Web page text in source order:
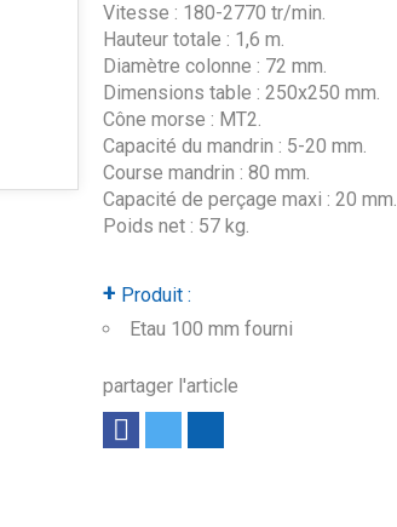
+ Produit :
Etau 100 mm fourni
partager l'article
Vitesse : 180-2770 tr/min.
Hauteur totale : 1,6 m.
Diamètre colonne : 72 mm.
Dimensions table : 250x250 mm.
Cône morse : MT2.
Capacité du mandrin : 5-20 mm.
Course mandrin : 80 mm.
Capacité de perçage maxi : 20 mm.
Poids net : 57 kg.